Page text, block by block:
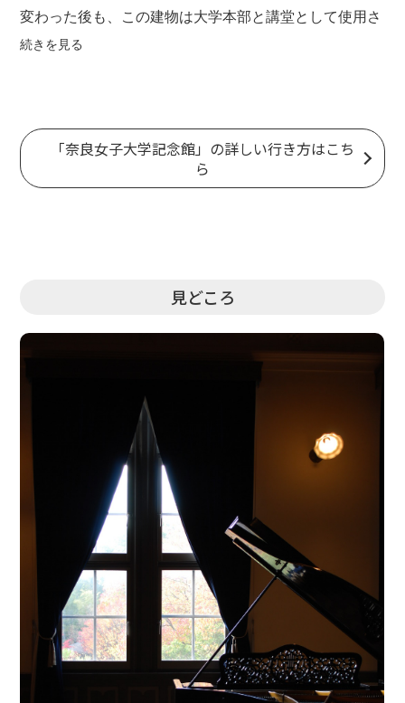
変わった後も、この建物は大学本部と講堂として使用さ
れていましたが、昭和55年（1980年）に本部管理棟
平成6年（1994年）2月26日から12月25日にかけて改修
続きを見る
「奈良女子大学記念館」の詳しい行き方はこち
ら
見どころ